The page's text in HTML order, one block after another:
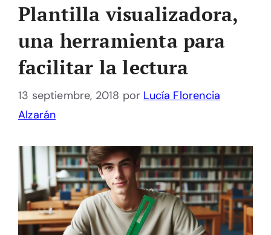
Plantilla visualizadora,
una herramienta para
facilitar la lectura
13 septiembre, 2018 por Lucía Florencia
Alzarán